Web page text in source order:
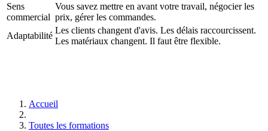
Sens
commercial
Vous savez mettre en avant votre travail, négocier les
prix, gérer les commandes.
Adaptabilité
Les clients changent d'avis. Les délais raccourcissent.
Les matériaux changent. Il faut être flexible.
Accueil
Toutes les formations